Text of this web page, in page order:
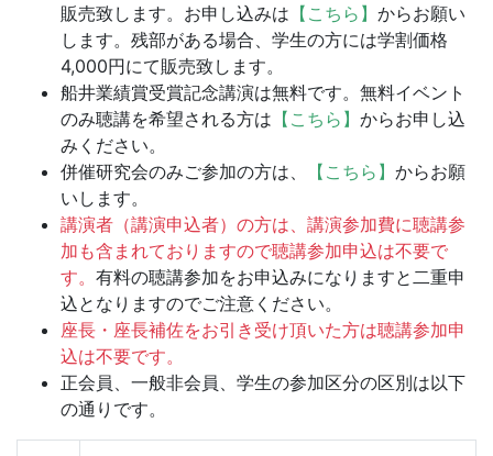
販売致します。お申し込みは 【こちら】 からお願い
します。残部がある場合、学生の方には学割価格
4,000円にて販売致します。
船井業績賞受賞記念講演は無料です。無料イベント
のみ聴講を希望される方は 【こちら】 からお申し込
みください。
併催研究会のみご参加の方は、
【こちら】 からお願
いします。
講演者（講演申込者）の方は、講演参加費に聴講参
加も含まれておりますので聴講参加申込は不要で
す。 有料の聴講参加をお申込みになりますと二重申
込となりますのでご注意ください。
座長・座長補佐をお引き受け頂いた方は聴講参加申
込は不要です。
正会員、一般非会員、学生の参加区分の区別は以下
の通りです。